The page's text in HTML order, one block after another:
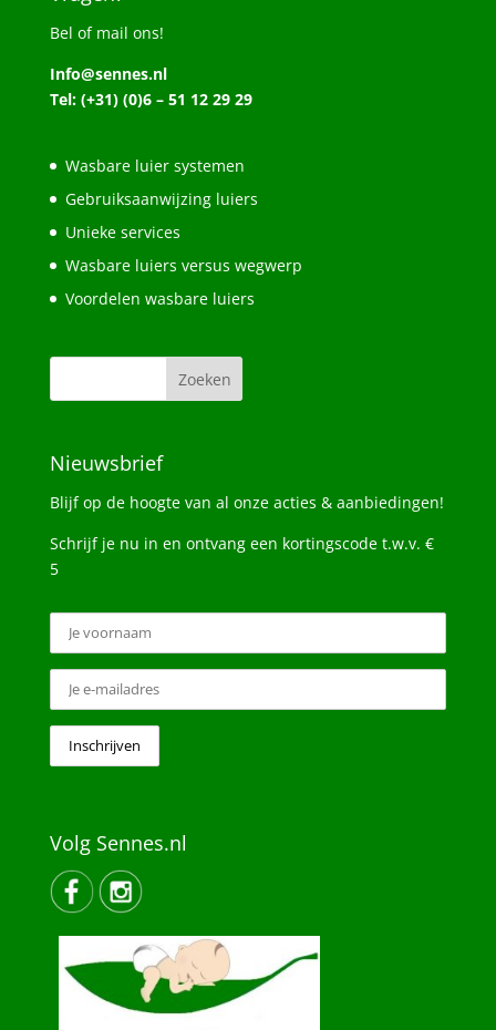
Bel of mail ons!
Info@sennes.nl
Tel: (+31) (0)6 – 51 12 29 29
Wasbare luier systemen
Gebruiksaanwijzing luiers
Unieke services
Wasbare luiers versus wegwerp
Voordelen wasbare luiers
Nieuwsbrief
Blijf op de hoogte van al onze acties & aanbiedingen!
Schrijf je nu in en ontvang een kortingscode t.w.v. €
5
Volg Sennes.nl